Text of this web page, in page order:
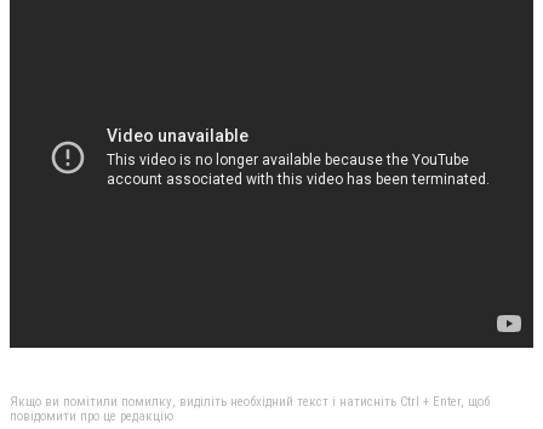
Якщо ви помітили помилку, виділіть необхідний текст і натисніть Ctrl + Enter, щоб
повідомити про це редакцію